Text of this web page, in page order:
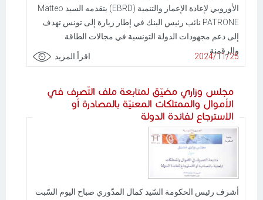
الأوروبي لإعادة الإعمار والتنمية (EBRD) يتقدمه السيد Matteo
PATRONE نائب رئيس البنك في إطار زيارة إلى تونس تهدف
إلى دعم مجهودات الدولة التونسية في مجالات الطاقة
والرقمنة.
2024/11/25 اقرأ المزيد
مجلس وزاري مضيّق لمتابعة ملف التّصرف في
الأموال والممتلكات المعنيّة بالمصادرة أو
الاسترجاع لفائدة الدولة
أشرف رئيس الحكومة السّيد كمال المدّوري صباح اليوم السّبت